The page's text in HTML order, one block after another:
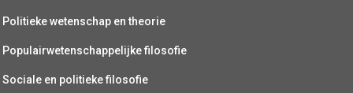
Politieke wetenschap en theorie
Populairwetenschappelijke filosofie
Sociale en politieke filosofie